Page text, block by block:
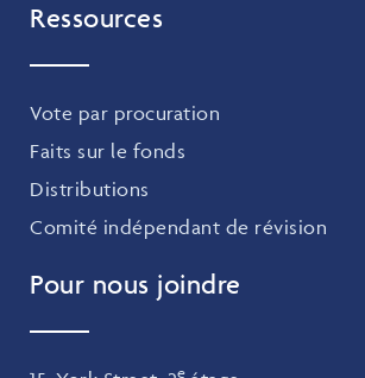
Ressources
Vote par procuration
Faits sur le fonds
Distributions
Comité indépendant de révision
Pour nous joindre
e